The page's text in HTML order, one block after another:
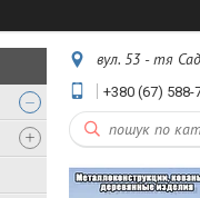
вул. 53 - тя
+380 (67) 588-